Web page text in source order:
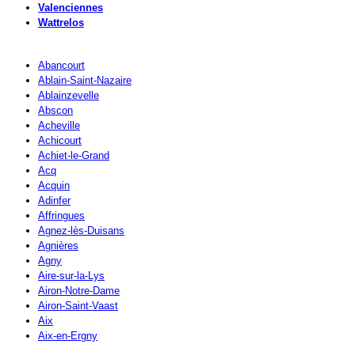
Valenciennes
Wattrelos
Abancourt
Ablain-Saint-Nazaire
Ablainzevelle
Abscon
Acheville
Achicourt
Achiet-le-Grand
Acq
Acquin
Adinfer
Affringues
Agnez-lès-Duisans
Agnières
Agny
Aire-sur-la-Lys
Airon-Notre-Dame
Airon-Saint-Vaast
Aix
Aix-en-Ergny